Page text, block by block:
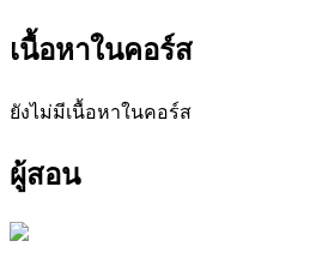
เนื้อหาในคอร์ส
ยังไม่มีเนื้อหาในคอร์ส
ผู้สอน